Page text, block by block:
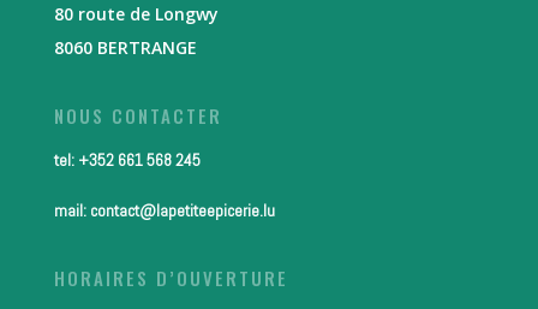
80 route de Longwy
8060 BERTRANGE
NOUS CONTACTER
tel: +352 661 568 245
mail: contact@lapetiteepicerie.lu
HORAIRES D’OUVERTURE